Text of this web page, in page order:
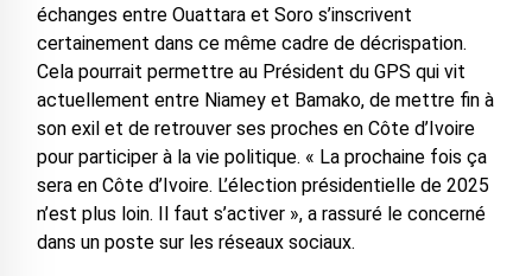
échanges entre Ouattara et Soro s’inscrivent
certainement dans ce même cadre de décrispation.
Cela pourrait permettre au Président du GPS qui vit
actuellement entre Niamey et Bamako, de mettre fin à
son exil et de retrouver ses proches en Côte d’Ivoire
pour participer à la vie politique. « La prochaine fois ça
sera en Côte d’Ivoire. L’élection présidentielle de 2025
n’est plus loin. Il faut s’activer », a rassuré le concerné
dans un poste sur les réseaux sociaux.